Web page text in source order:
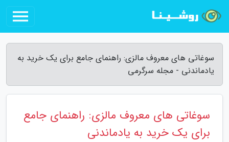
سوغاتی های معروف مالزی: راهنمای جامع برای یک خرید به
یادماندنی - مجله سرگرمی
سوغاتی های معروف مالزی: راهنمای جامع
برای یک خرید به یادماندنی